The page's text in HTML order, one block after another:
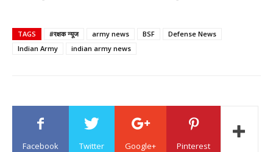
TAGS #रक्षक न्यूज army news BSF
Defense News
Indian Army
indian army news
Facebook Twitter Google+ Pinterest